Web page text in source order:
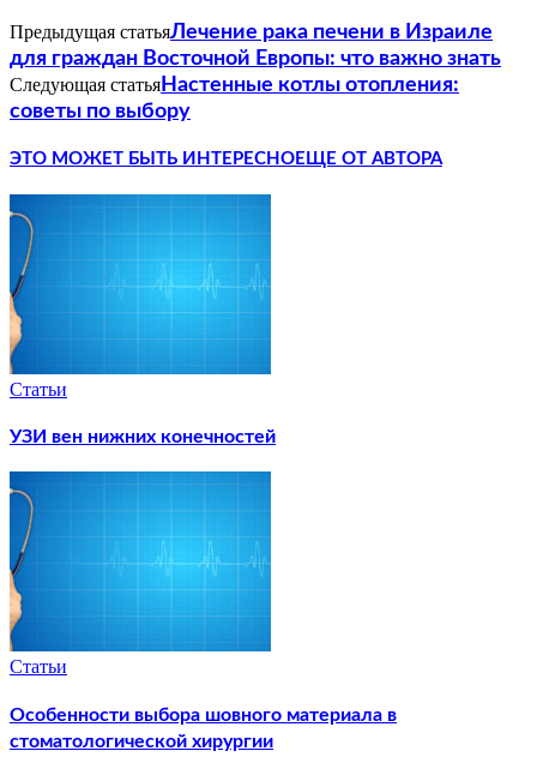
Предыдущая статьяЛечение рака печени в Израиле
для граждан Восточной Европы: что важно знать
Следующая статьяНастенные котлы отопления:
советы по выбору
ЭТО МОЖЕТ БЫТЬ ИНТЕРЕСНО ЕЩЕ ОТ АВТОРА
Статьи
УЗИ вен нижних конечностей
Статьи
Особенности выбора шовного материала в
стоматологической хирургии